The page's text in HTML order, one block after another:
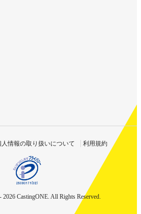
人情報の取り扱いについて 利用規約
CastingONE. All Rights Reserved.